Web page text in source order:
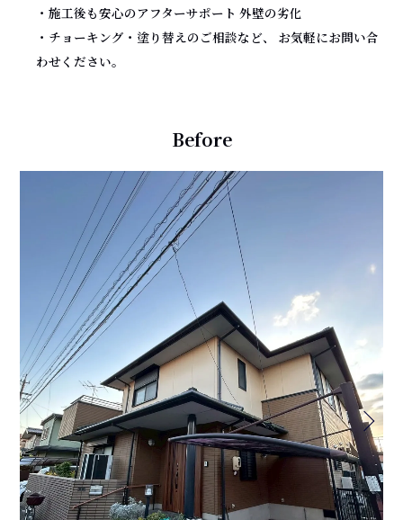
・施工後も安心のアフターサポート 外壁の劣化
・チョーキング・塗り替えのご相談など、 お気軽にお問い合
わせください。
Before